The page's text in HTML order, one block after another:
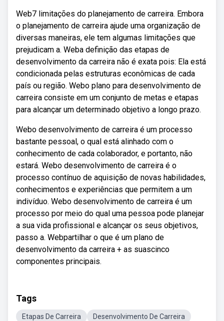
Web7 limitações do planejamento de carreira. Embora
o planejamento de carreira ajude uma organização de
diversas maneiras, ele tem algumas limitações que
prejudicam a. Weba definição das etapas de
desenvolvimento da carreira não é exata pois: Ela está
condicionada pelas estruturas econômicas de cada
país ou região. Webo plano para desenvolvimento de
carreira consiste em um conjunto de metas e etapas
para alcançar um determinado objetivo a longo prazo.
Webo desenvolvimento de carreira é um processo
bastante pessoal, o qual está alinhado com o
conhecimento de cada colaborador, e portanto, não
estará. Webo desenvolvimento de carreira é o
processo contínuo de aquisição de novas habilidades,
conhecimentos e experiências que permitem a um
indivíduo. Webo desenvolvimento de carreira é um
processo por meio do qual uma pessoa pode planejar
a sua vida profissional e alcançar os seus objetivos,
passo a. Webpartilhar o que é um plano de
desenvolvimento da carreira + as suascinco
componentes principais.
Tags
Etapas De Carreira
Desenvolvimento De Carreira